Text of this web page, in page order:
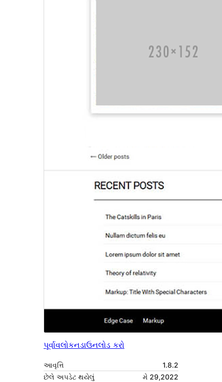
પૂર્વાવલોકનડાઉનલોડ કરો
આવૃત્તિ
1.8.2
છેલે અપડેટ થયેલું
મે 29,2022